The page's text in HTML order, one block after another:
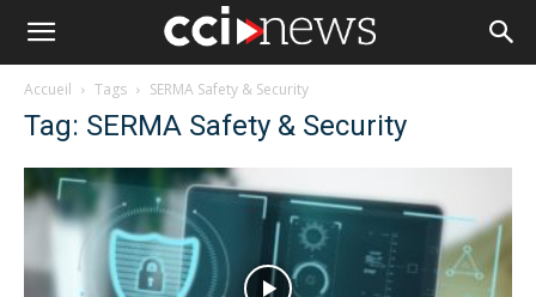
Accueil Tags SERMA Safety & Security
Tag: SERMA Safety & Security